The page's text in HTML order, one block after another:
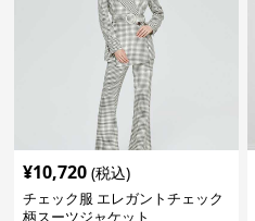
¥10,720 (税込)
チェック服 エレガントチェック
柄スーツジャケット